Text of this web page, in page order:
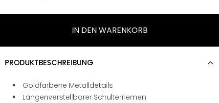
IN DEN WARENKORB
PRODUKTBESCHREIBUNG
Goldfarbene Metalldetails
Längenverstellbarer Schulterriemen